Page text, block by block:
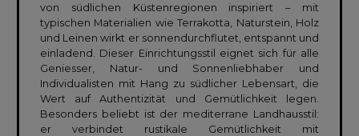
von südlichen Küstenregionen inspiriert – mit
typischen Materialien wie Terrakotta, Naturstein, Holz
und Leinen wirkt er sonnendurchflutet, entspannt und
einladend. Dieser Einrichtungsstil eignet sich für alle
Geniesser, Natur- und Sonnenliebhaber und
Individualisten mit Hang zu südlicher Lebensart, die
Wert auf Authentizität und Gemütlichkeit legen.
Besonders beliebt ist der mediterrane Landhausstil:
er verbindet rustikale Gemütlichkeit mit